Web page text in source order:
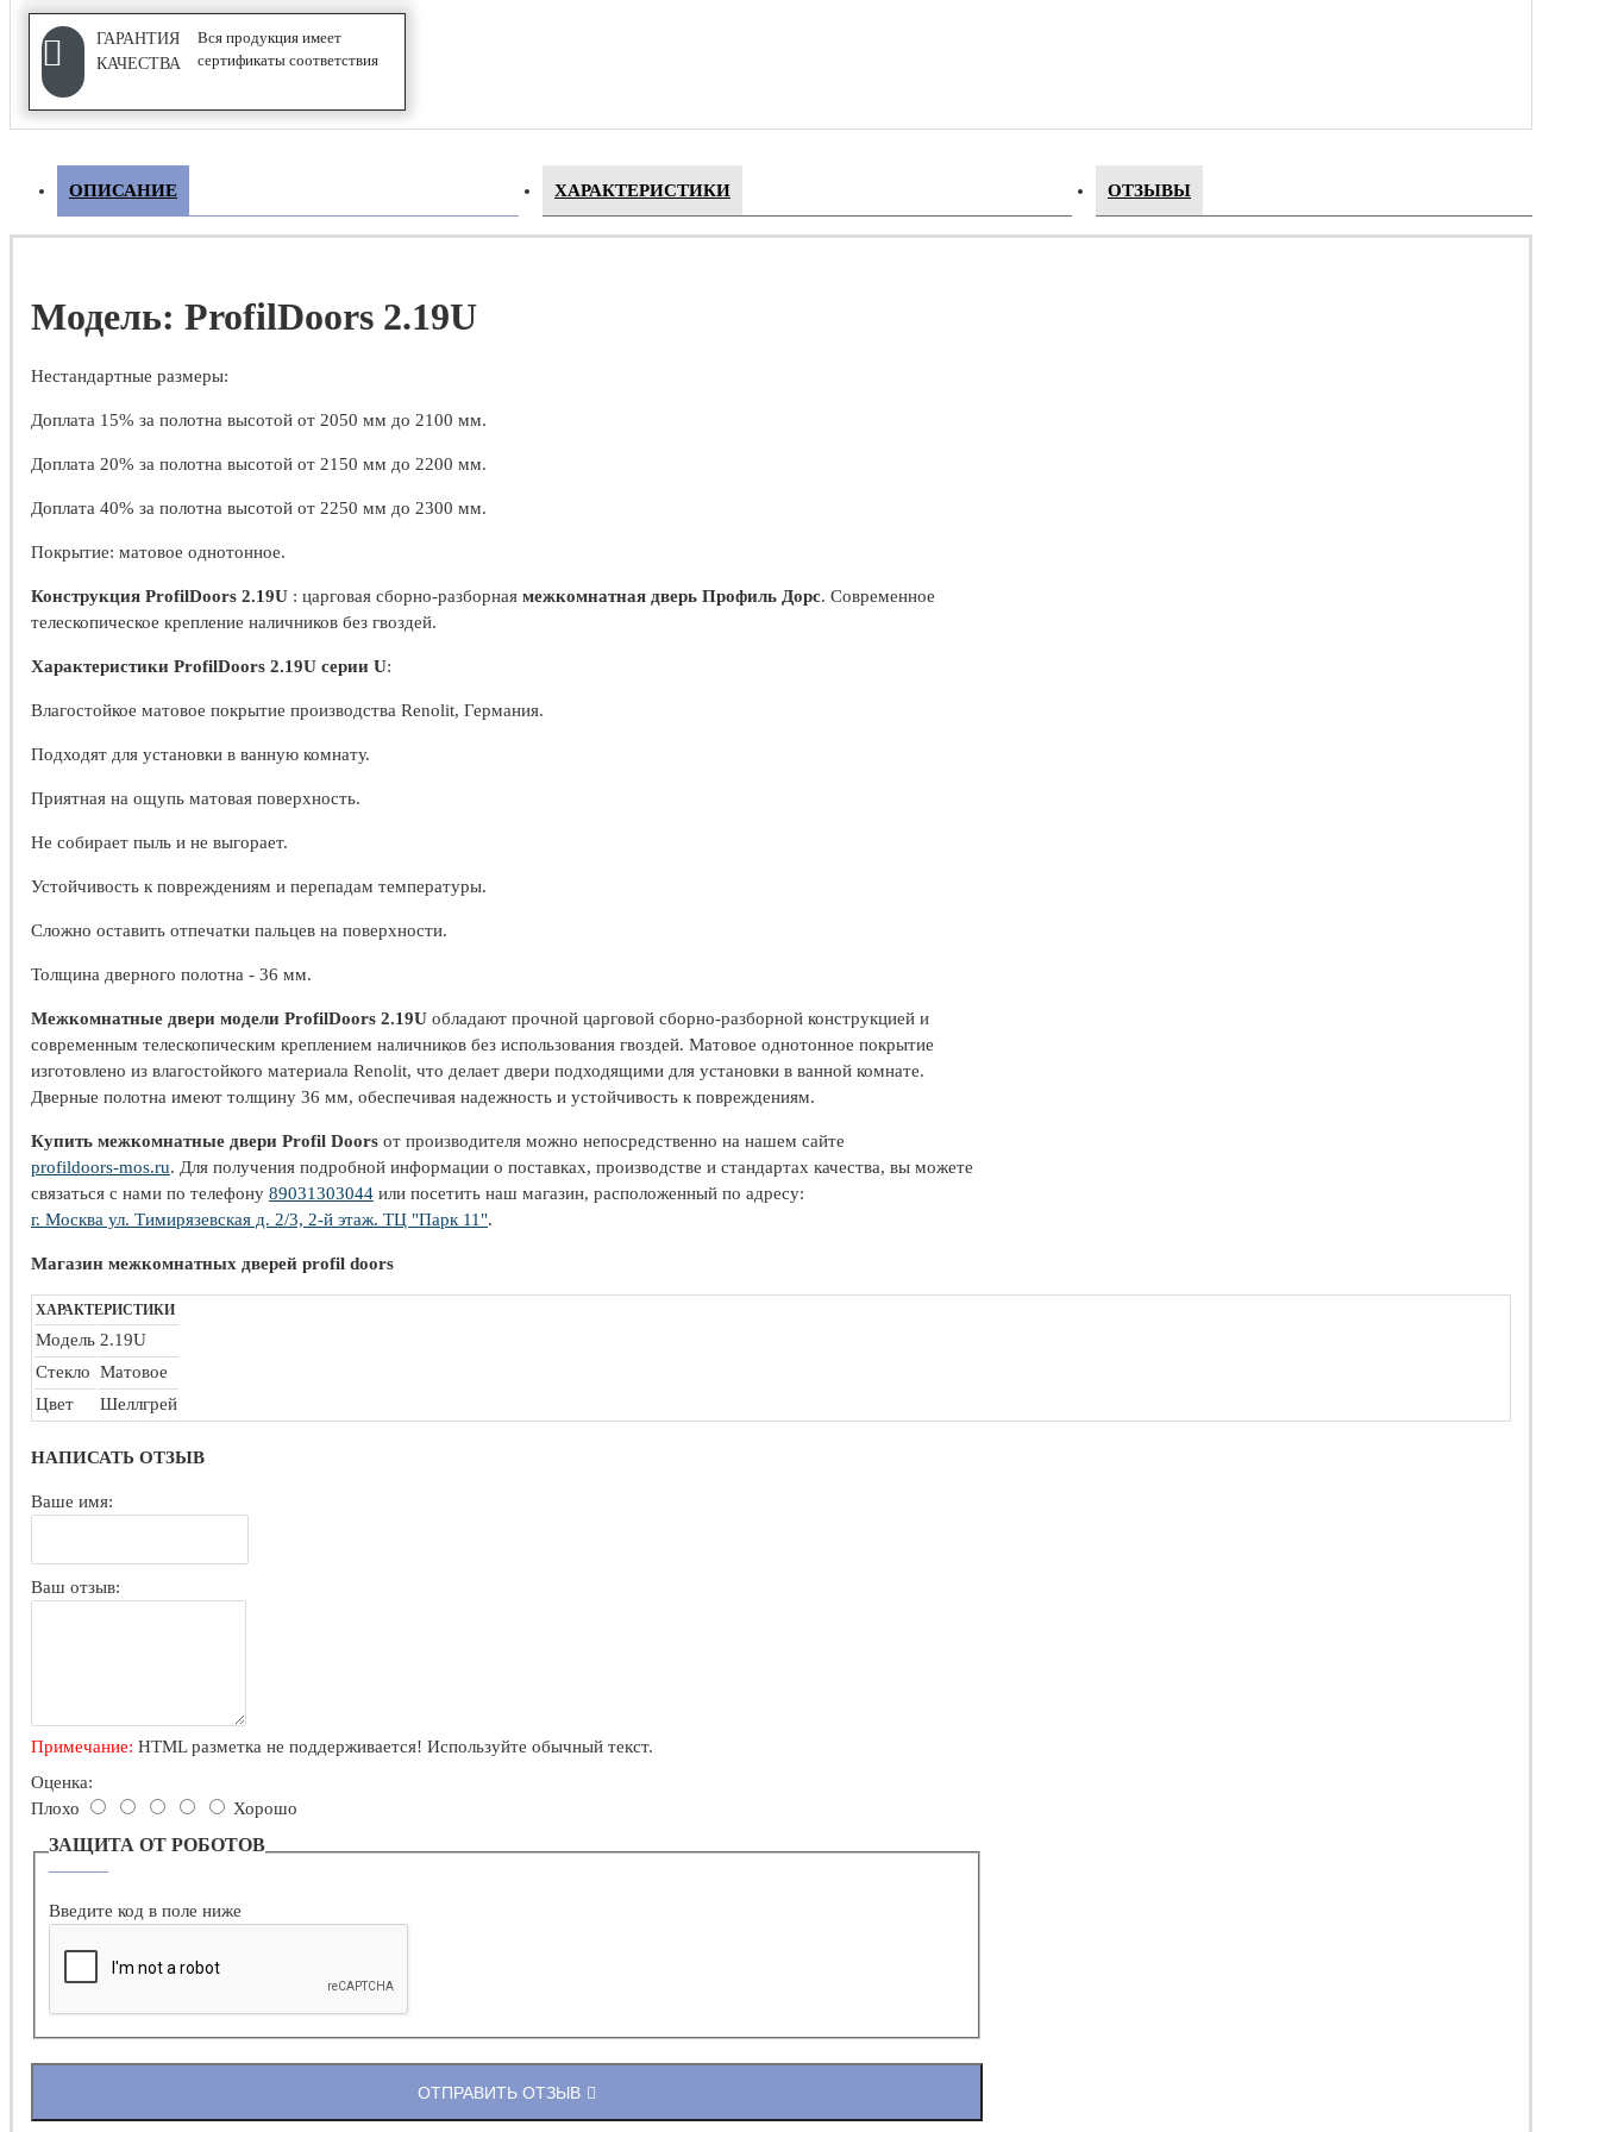
Wave
Гармошка
Купе
ФУРНИТУРА
Дверные петли
ГАРАНТИЯ
КАЧЕСТВА
Вся продукция имеет
сертификаты соответствия
ОПИСАНИЕ ХАРАКТЕРИСТИКИ ОТЗЫВЫ
Модель: ProfilDoors 2.19U
Нестандартные размеры:
Доплата 15% за полотна высотой от 2050 мм до 2100 мм.
Доплата 20% за полотна высотой от 2150 мм до 2200 мм.
Доплата 40% за полотна высотой от 2250 мм до 2300 мм.
Покрытие: матовое однотонное.
Конструкция ProfilDoors 2.19U : царговая сборно-разборная межкомнатная дверь Профиль Дорс. Современное
телескопическое крепление наличников без гвоздей.
Характеристики ProfilDoors 2.19U серии U:
Влагостойкое матовое покрытие производства Renolit, Германия.
Подходят для установки в ванную комнату.
Приятная на ощупь матовая поверхность.
Не собирает пыль и не выгорает.
Устойчивость к повреждениям и перепадам температуры.
Сложно оставить отпечатки пальцев на поверхности.
Толщина дверного полотна - 36 мм.
Межкомнатные двери модели ProfilDoors 2.19U обладают прочной царговой сборно-разборной конструкцией и
современным телескопическим креплением наличников без использования гвоздей. Матовое однотонное покрытие
изготовлено из влагостойкого материала Renolit, что делает двери подходящими для установки в ванной комнате.
Дверные полотна имеют толщину 36 мм, обеспечивая надежность и устойчивость к повреждениям.
Купить межкомнатные двери Profil Doors от производителя можно непосредственно на нашем сайте
profildoors-mos.ru. Для получения подробной информации о поставках, производстве и стандартах качества, вы можете
связаться с нами по телефону 89031303044 или посетить наш магазин, расположенный по адресу:
г. Москва ул. Тимирязевская д. 2/3, 2-й этаж. ТЦ "Парк 11".
Магазин межкомнатных дверей profil doors
ХАРАКТЕРИСТИКИ
Модель 2.19U
Стекло Матовое
Цвет
Шеллгрей
НАПИСАТЬ ОТЗЫВ
Ваше имя:
Ваш отзыв:
Примечание: HTML разметка не поддерживается! Используйте обычный текст.
Оценка:
Плохо
Хорошо
ЗАЩИТА ОТ РОБОТОВ
Введите код в поле ниже
ОТПРАВИТЬ ОТЗЫВ